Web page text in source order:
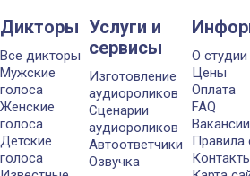
Дикторы
Все дикторы
Мужские
голоса
Женские
голоса
Детские
голоса
Услуги и
сервисы
Изготовление
аудиороликов
Сценарии
аудиороликов
Автоответчики
Озвучка
О студии
Цены
Оплата
FAQ
Вакансии
Правила